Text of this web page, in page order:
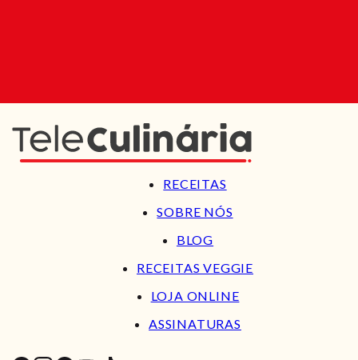
RECEITAS
SOBRE NÓS
BLOG
RECEITAS VEGGIE
LOJA ONLINE
ASSINATURAS